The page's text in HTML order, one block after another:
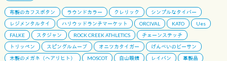
布製のカフスボタン ラウンドカラー クレリック
シンプルなタイバー
レジメンタルタイ
ハリウッドランチマーケット ORCIVAL KATO
Ues
FALKE
スタジャン ROCK CREEK ATHLETICS
チェーンステッチ
トリッペン
スピングルムーブ オニツカタイガー
げんべいのビーサン
木製のメガネ（ヘアリヒト）
MOSCOT 白山眼鏡 レイバン
革製品